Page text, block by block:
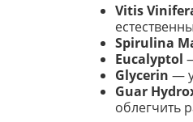
Vitis
Spirulina
Eucalyptol
Glycerin —
Guar
облегчить